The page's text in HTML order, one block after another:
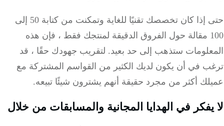
حتى إذا كان تخصصك تقنيًا للغاية وتمكنت من كتابة 50 إلى
100 مقالة حول الفروق الدقيقة لمنتجك فقط ، فإن هذه
ستذهب إلى حد بعيد.لتقريب جهودك حقًا ، قد
في أن يكون لديك الكثير من القواسم المشتركة مع
أكثر من مجرد حقيقة أنهم يشترون شيئًا تبيعه.
في الهدايا المجانية والمسابقات من خلال